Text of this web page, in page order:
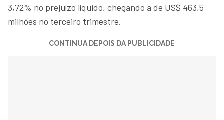
3,72% no prejuízo líquido, chegando a de US$ 463,5
milhões no terceiro trimestre.
CONTINUA DEPOIS DA PUBLICIDADE